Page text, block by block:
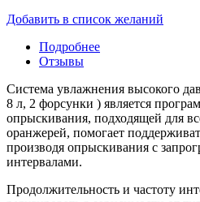
Добавить в список желаний
Подробнее
Отзывы
Система увлажнения высокого
8 л, 2 форсунки ) является
опрыскивания, подходящей для
оранжерей, помогает
производя опрыскивания с
интервалами.
Продолжительность и частоту